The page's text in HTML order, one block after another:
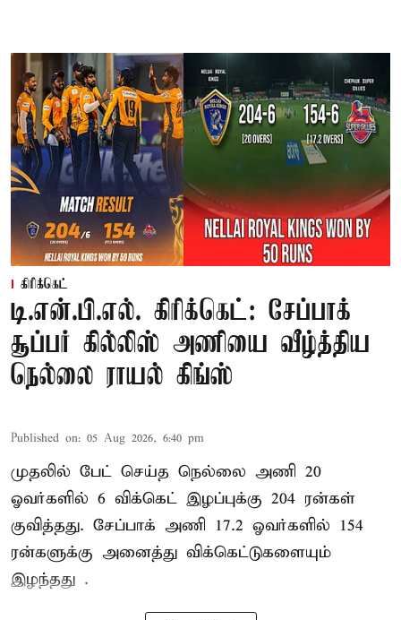
கிரிக்கெட்
டி.என்.பி.எல். கிரிக்கெட்: சேப்பாக்
சூப்பர் கில்லிஸ் அணியை வீழ்த்திய
நெல்லை ராயல் கிங்ஸ்
Published on: 05 Aug 2026, 6:40 pm
முதலில் பேட் செய்த நெல்லை அணி 20
ஓவர்களில் 6 விக்கெட் இழப்புக்கு 204 ரன்கள்
குவித்தது. சேப்பாக் அணி 17.2 ஓவர்களில் 154
ரன்களுக்கு அனைத்து விக்கெட்டுகளையும்
இழந்தது .